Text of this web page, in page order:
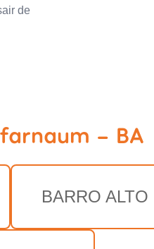
de
- BA
BARRO ALTO